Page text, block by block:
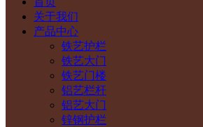
关于我们
产品中心
铁艺护栏
铁艺大门
铁艺门楼
铝艺栏杆
铝艺大门
锌钢护栏